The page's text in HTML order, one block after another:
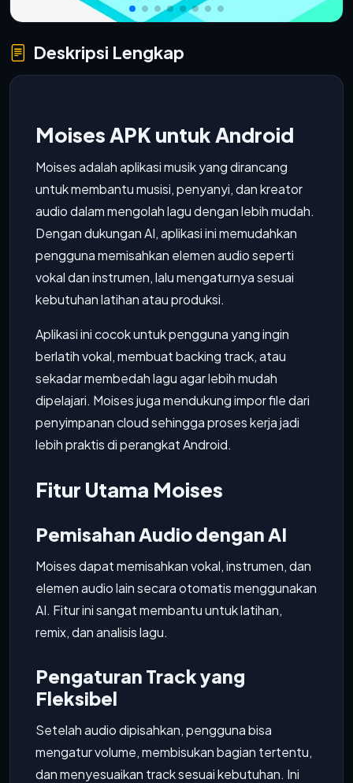
Deskripsi Lengkap
Moises APK untuk Android
Moises adalah aplikasi musik yang dirancang
untuk membantu musisi, penyanyi, dan kreator
audio dalam mengolah lagu dengan lebih mudah.
Dengan dukungan AI, aplikasi ini memudahkan
pengguna memisahkan elemen audio seperti
vokal dan instrumen, lalu mengaturnya sesuai
kebutuhan latihan atau produksi.
Aplikasi ini cocok untuk pengguna yang ingin
berlatih vokal, membuat backing track, atau
sekadar membedah lagu agar lebih mudah
dipelajari. Moises juga mendukung impor file dari
penyimpanan cloud sehingga proses kerja jadi
lebih praktis di perangkat Android.
Fitur Utama Moises
Pemisahan Audio dengan AI
Moises dapat memisahkan vokal, instrumen, dan
elemen audio lain secara otomatis menggunakan
AI. Fitur ini sangat membantu untuk latihan,
remix, dan analisis lagu.
Pengaturan Track yang
Fleksibel
Setelah audio dipisahkan, pengguna bisa
mengatur volume, membisukan bagian tertentu,
dan menyesuaikan track sesuai kebutuhan. Ini